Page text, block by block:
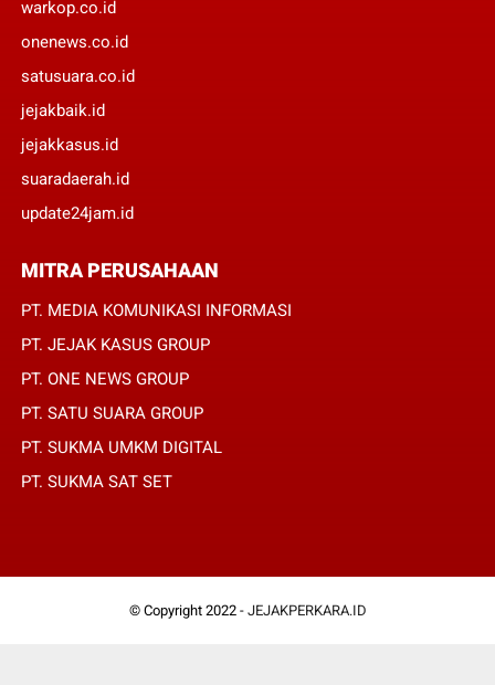
warkop.co.id
onenews.co.id
satusuara.co.id
jejakbaik.id
jejakkasus.id
suaradaerah.id
update24jam.id
MITRA PERUSAHAAN
PT. MEDIA KOMUNIKASI INFORMASI
PT. JEJAK KASUS GROUP
PT. ONE NEWS GROUP
PT. SATU SUARA GROUP
PT. SUKMA UMKM DIGITAL
PT. SUKMA SAT SET
© Copyright 2022 - JEJAKPERKARA.ID